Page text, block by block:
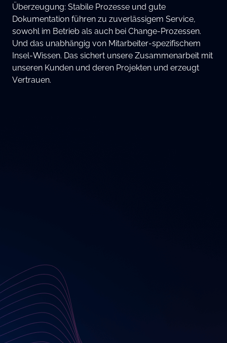
Überzeugung: Stabile Prozesse und gute
Dokumentation führen zu zuverlässigem Service,
sowohl im Betrieb als auch bei Change-Prozessen.
Und das unabhängig von Mitarbeiter-spezifischem
Insel-Wissen. Das sichert unsere Zusammenarbeit mit
unseren Kunden und deren Projekten und erzeugt
Vertrauen.